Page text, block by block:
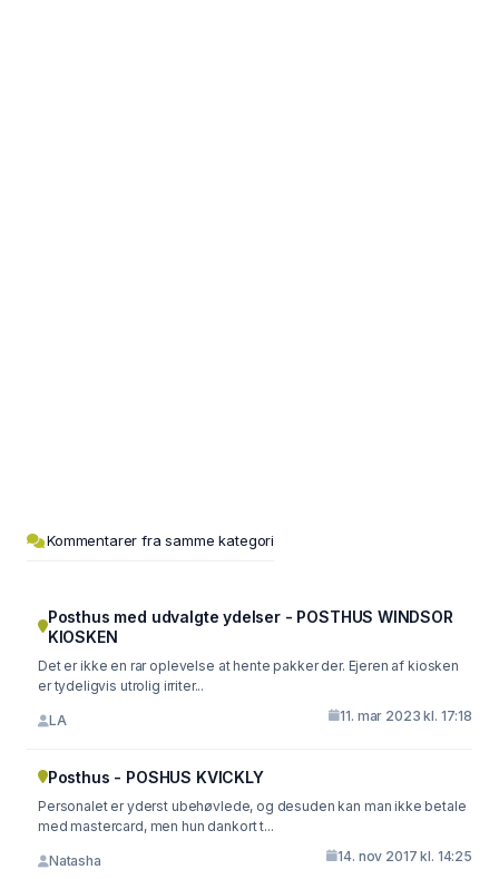
Kommentarer fra samme kategori
Posthus med udvalgte ydelser - POSTHUS WINDSOR
KIOSKEN
Det er ikke en rar oplevelse at hente pakker der. Ejeren af kiosken
er tydeligvis utrolig irriter...
LA 11. mar 2023 kl. 17:18
Posthus - POSHUS KVICKLY
Personalet er yderst ubehøvlede, og desuden kan man ikke betale
med mastercard, men hun dankort t...
Natasha 14. nov 2017 kl. 14:25